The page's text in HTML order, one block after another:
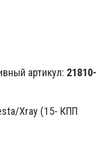
артикул: 21810-
Xray (15- КПП